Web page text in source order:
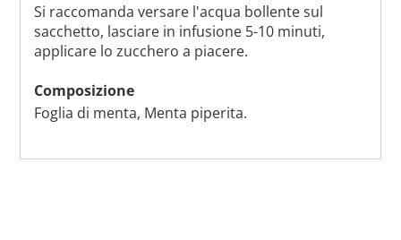
Si raccomanda versare l'acqua bollente sul
sacchetto, lasciare in infusione 5-10 minuti,
applicare lo zucchero a piacere.
Composizione
Foglia di menta, Menta piperita.